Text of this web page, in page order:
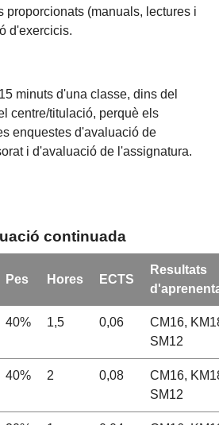
proporcionats (manuals, lectures i
d'exercicis.
minuts d'una classe, dins del
centre/titulació, perquè els
enquestes d'avaluació de
i d'avaluació de l'assignatura.
continuada
Pes Hores ECTS
Resultats
40% 1,5 0,06
CM16,
SM12
40% 2 0,08
CM16,
SM12